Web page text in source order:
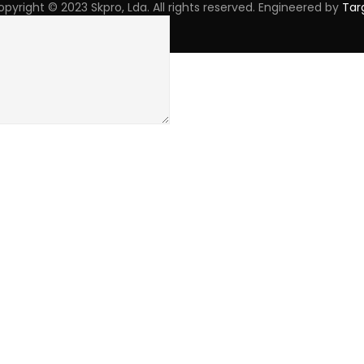
© 2023 Skpro, Lda. All rights reserved. Engineered by